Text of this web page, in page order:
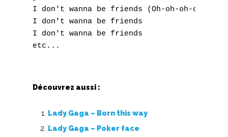
I don't wanna be friends (Oh-oh-oh-oh-
I don't wanna be friends
I don't wanna be friends
Découvrez aussi :
Lady Gaga – Born this way
Lady Gaga – Poker face
S
T
X